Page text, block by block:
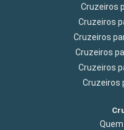
Cruzeiros
Cruzeiros
Cruzeiros
Cruzeiros
Cruzeiros
Cruzeiros